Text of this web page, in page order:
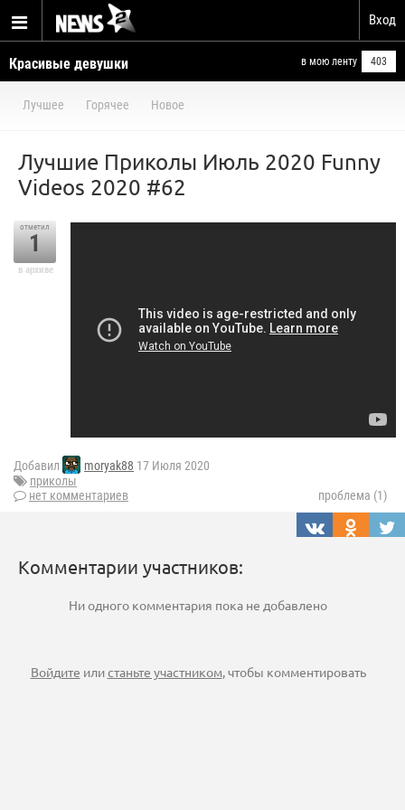
Вход
Красивые девушки в мою ленту 403
Лучшее Горячее Новое
Лучшие Приколы Июль 2020 Funny
Videos 2020 #62
отметил
1
в архиве
Добавил moryak88 17 Июля 2020
приколы
нет комментариев
проблема (1)
Комментарии участников:
Ни одного комментария пока не добавлено
Войдите илистаньте участником, чтобы комментировать